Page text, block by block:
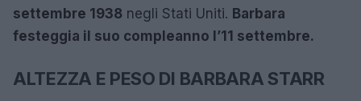
settembre 1938 negli Stati Uniti. Barbara
festeggia il suo compleanno l’11 settembre.
ALTEZZA E PESO DI BARBARA STARR